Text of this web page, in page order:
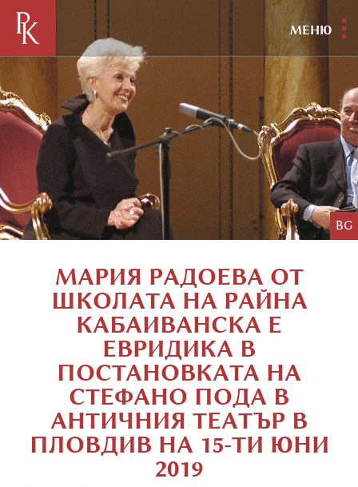
МЕНЮ
BG
МАРИЯ РАДОЕВА ОТ
ШКОЛАТА НА РАЙНА
КАБАИВАНСКА Е
ЕВРИДИКА В
ПОСТАНОВКАТА НА
СТЕФАНО ПОДА В
АНТИЧНИЯ ТЕАТЪР В
ПЛОВДИВ НА 15-ТИ ЮНИ
2019